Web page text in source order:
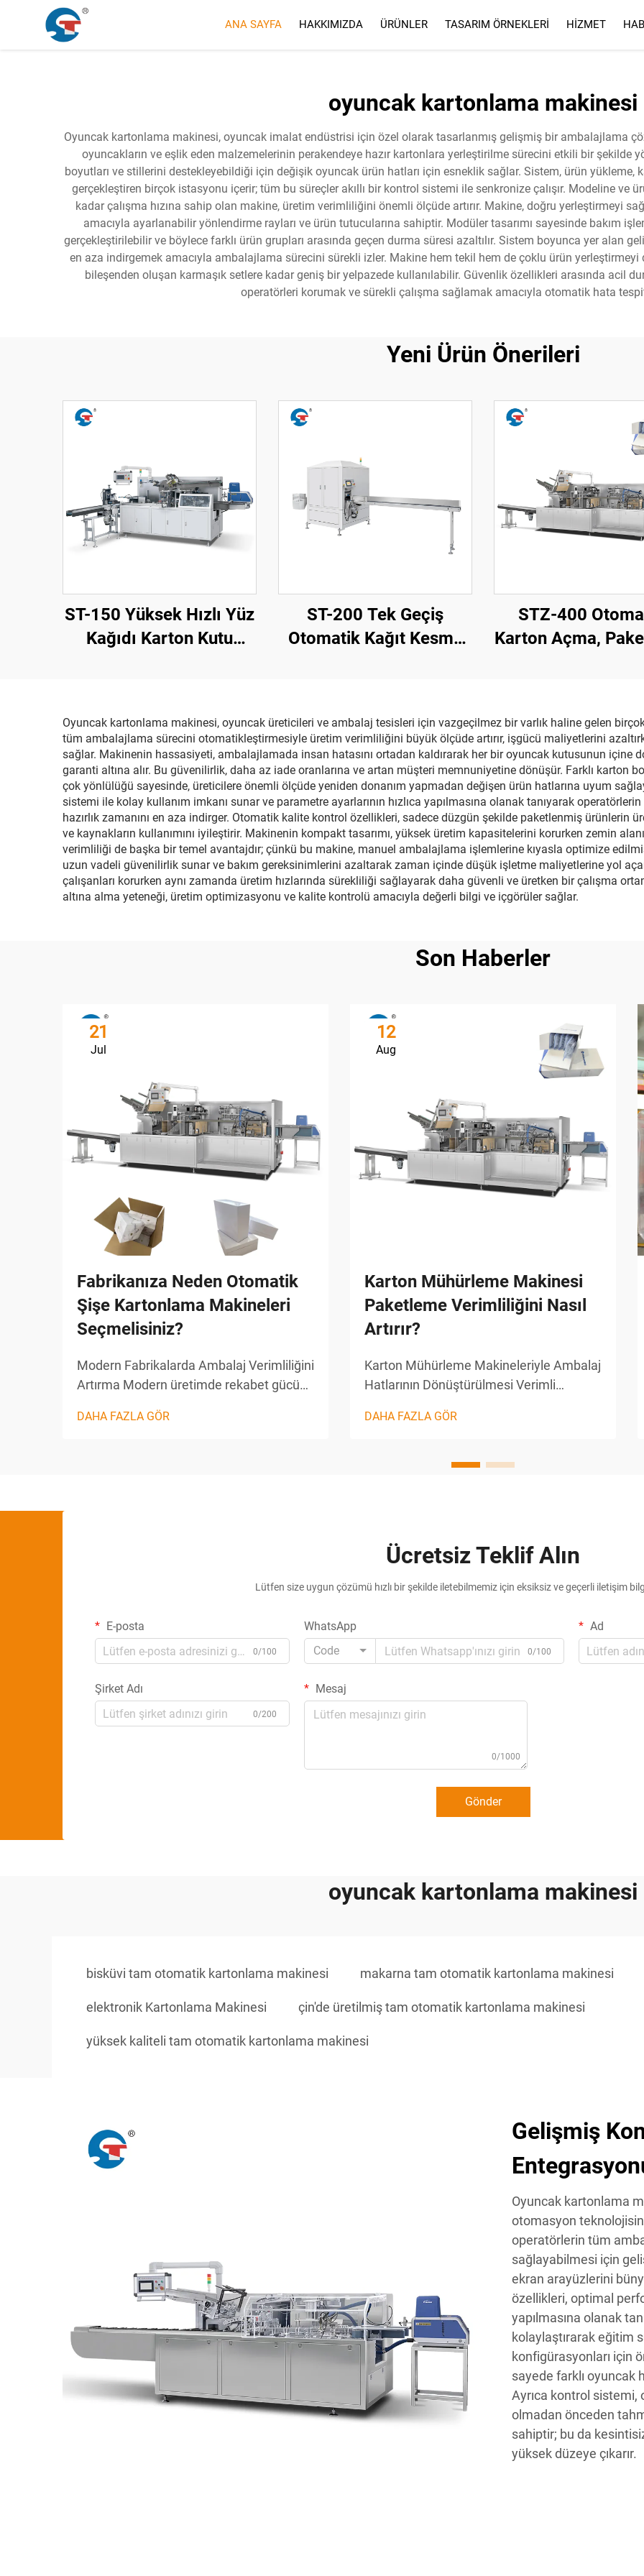
ANA SAYFA HAKKIMIZDA ÜRÜNLER TASARIM ÖRNEKLERI HIZMET
oyuncak kartonlama makinesi
Oyuncak kartonlama makinesi, oyuncak imalat endüstrisi için özel olarak tasarlanmış gelişmiş bir ambalajlama
oyuncakların ve eşlik eden malzemelerinin perakendeye hazır kartonlara yerleştirilme sürecini etkili bir şekilde
boyutları ve stillerini destekleyebildiği için değişik oyuncak ürün hatları için esneklik sağlar. Sistem, ürün
gerçekleştiren birçok istasyonu içerir; tüm bu süreçler akıllı bir kontrol sistemi ile senkronize çalışır. Modeline ve
kadar çalışma hızına sahip olan makine, üretim verimliliğini önemli ölçüde artırır. Makine, doğru yerleştirmeyi
amacıyla ayarlanabilir yönlendirme rayları ve ürün tutucularına sahiptir. Modüler tasarımı sayesinde bakım
gerçekleştirilebilir ve böylece farklı ürün grupları arasında geçen durma süresi azaltılır. Sistem boyunca yer alan
en aza indirgemek amacıyla ambalajlama sürecini sürekli izler. Makine hem tekil hem de çoklu ürün
bileşenden oluşan karmaşık setlere kadar geniş bir yelpazede kullanılabilir. Güvenlik özellikleri arasında acil
operatörleri korumak ve sürekli çalışma sağlamak amacıyla otomatik hata
Yeni Ürün Önerileri
ST-150 Yüksek Hızlı Yüz
Kağıdı Karton Kutu
ST-200 Tek Geçiş
Otomatik Kağıt Kesme
STZ-400
Karton Açma,
Oyuncak kartonlama makinesi, oyuncak üreticileri ve ambalaj tesisleri için vazgeçilmez bir varlık haline gelen
tüm ambalajlama sürecini otomatikleştirmesiyle üretim verimliliğini büyük ölçüde artırır, işgücü maliyetlerini
sağlar. Makinenin hassasiyeti, ambalajlamada insan hatasını ortadan kaldırarak her bir oyuncak kutusunun içine
garanti altına alır. Bu güvenilirlik, daha az iade oranlarına ve artan müşteri memnuniyetine dönüşür. Farklı karton
çok yönlülüğü sayesinde, üreticilere önemli ölçüde yeniden donanım yapmadan değişen ürün hatlarına uyum
sistemi ile kolay kullanım imkanı sunar ve parametre ayarlarının hızlıca yapılmasına olanak tanıyarak
hazırlık zamanını en aza indirger. Otomatik kalite kontrol özellikleri, sadece düzgün şekilde paketlenmiş ürünlerin
ve kaynakların kullanımını iyileştirir. Makinenin kompakt tasarımı, yüksek üretim kapasitelerini korurken zemin
verimliliği de başka bir temel avantajdır; çünkü bu makine, manuel ambalajlama işlemlerine kıyasla optimize
uzun vadeli güvenilirlik sunar ve bakım gereksinimlerini azaltarak zaman içinde düşük işletme maliyetlerine yol
çalışanları korurken aynı zamanda üretim hızlarında sürekliliği sağlayarak daha güvenli ve üretken bir çalışma
altına alma yeteneği, üretim optimizasyonu ve kalite kontrolü amacıyla değerli bilgi ve içgörüler sağlar.
Son Haberler
21
Jul
Fabrikanıza Neden Otomatik
Şişe Kartonlama Makineleri
Seçmelisiniz?
Modern Fabrikalarda Ambalaj Verimliliğini
Artırma Modern üretimde rekabet gücünü
hayati öneme sahiptir. Özellikle bu
DAHA FAZLA GÖR
12
Aug
Karton Mühürleme Makinesi
Paketleme Verimliliğini Nasıl
Artırır?
Karton Mühürleme Makineleriyle Ambalaj
Hatlarının Dönüştürülmesi Verimli
temel taşıdır. Kullanılabilir çeşitli araçlar
modern ambalaj hatlarında öne çıkan
DAHA FAZLA GÖR
Ücretsiz Teklif Alın
Lütfen size uygun çözümü hızlı bir şekilde iletebilmemiz için eksiksiz ve geçerli iletişim
E-posta
0/100
WhatsApp
Code
0/100
Ad
Şirket Adı
0/200
Mesaj
0/1000
Gönder
oyuncak kartonlama makinesi
bisküvi tam otomatik kartonlama makinesi makarna tam otomatik kartonlama makinesi
elektronik Kartonlama Makinesi çin'de üretilmiş tam otomatik kartonlama makinesi
yüksek kaliteli tam otomatik kartonlama makinesi
Gelişmiş
Oyuncak kartonlama
otomasyon
operatörlerin tüm
sağlayabilmesi için
ekran arayüzlerini
özellikleri, optimal
yapılmasına olanak
kolaylaştırarak eğitim
konfigürasyonları için
sayede farklı oyuncak
Ayrıca kontrol sistemi,
olmadan önceden
sahiptir; bu da
yüksek düzeye çıkarır.